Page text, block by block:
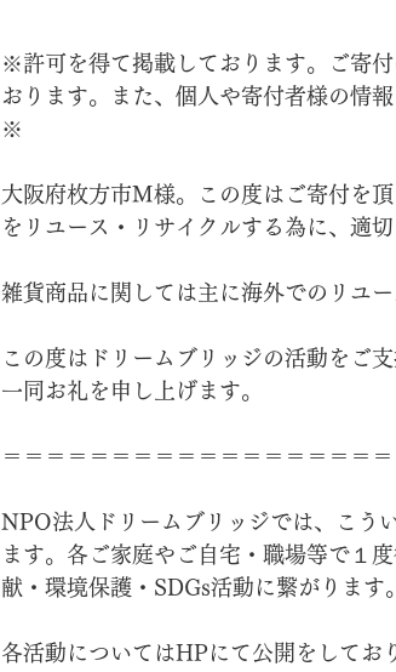
※許可を得て掲載しております。ご寄
おります。また、個人や寄付者様の情
※
大阪府枚方市M様。この度はご寄付を
をリユース・リサイクルする為に、適
雑貨商品に関しては主に海外でのリユー
この度はドリームブリッジの活動をご
一同お礼を申し上げます。
＝＝＝＝＝＝＝＝＝＝＝＝＝＝＝＝＝
NPO法人ドリームブリッジでは、こう
ます。各ご家庭やご自宅・職場等で１
献・環境保護・SDGs活動に繋がります。
各活動についてはHPにて公開をしてお